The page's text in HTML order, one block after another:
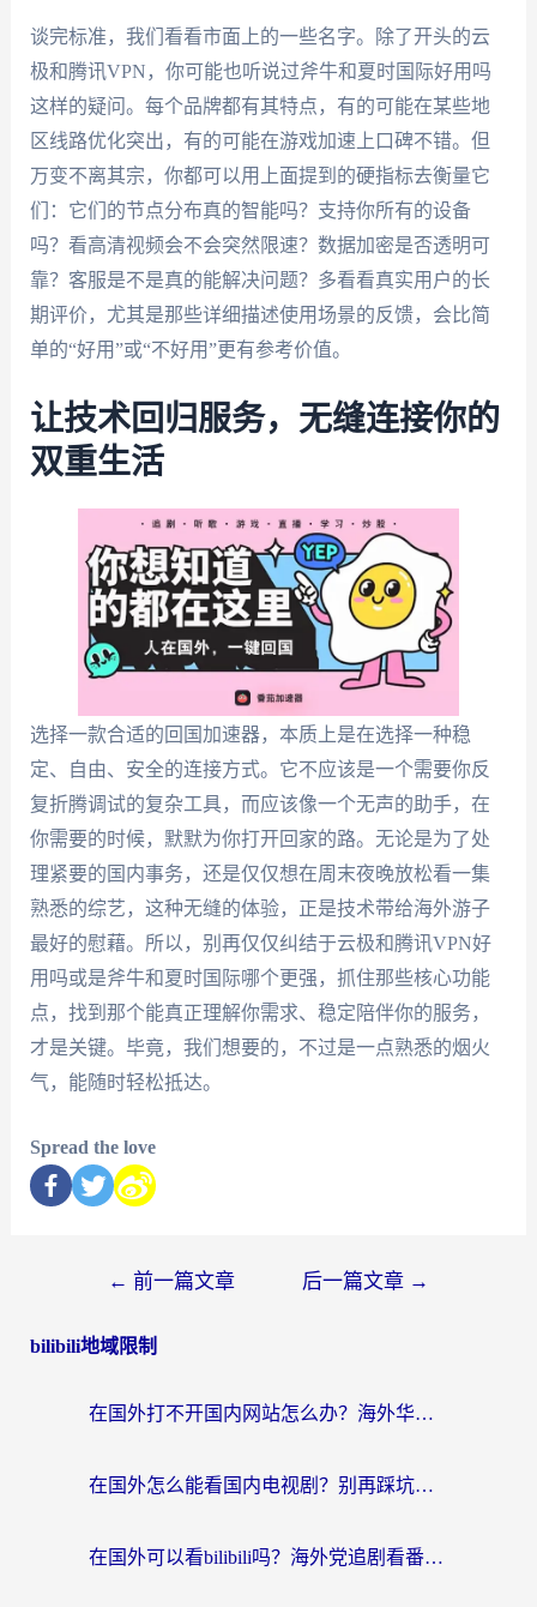
谈完标准，我们看看市面上的一些名字。除了开头的云
极和腾讯VPN，你可能也听说过斧牛和夏时国际好用吗
这样的疑问。每个品牌都有其特点，有的可能在某些地
区线路优化突出，有的可能在游戏加速上口碑不错。但
万变不离其宗，你都可以用上面提到的硬指标去衡量它
们：它们的节点分布真的智能吗？支持你所有的设备
吗？看高清视频会不会突然限速？数据加密是否透明可
靠？客服是不是真的能解决问题？多看看真实用户的长
期评价，尤其是那些详细描述使用场景的反馈，会比简
单的“好用”或“不好用”更有参考价值。
让技术回归服务，无缝连接你的
双重生活
选择一款合适的回国加速器，本质上是在选择一种稳
定、自由、安全的连接方式。它不应该是一个需要你反
复折腾调试的复杂工具，而应该像一个无声的助手，在
你需要的时候，默默为你打开回家的路。无论是为了处
理紧要的国内事务，还是仅仅想在周末夜晚放松看一集
熟悉的综艺，这种无缝的体验，正是技术带给海外游子
最好的慰藉。所以，别再仅仅纠结于云极和腾讯VPN好
用吗或是斧牛和夏时国际哪个更强，抓住那些核心功能
点，找到那个能真正理解你需求、稳定陪伴你的服务，
才是关键。毕竟，我们想要的，不过是一点熟悉的烟火
气，能随时轻松抵达。
Spread the love
← 前一篇文章 后一篇文章 →
bilibili地域限制
在国外打不开国内网站怎么办？海外华人亲测的回国加速器选择指南
在国外怎么能看国内电视剧？别再踩坑！这篇给你真实解决方案
在国外可以看bilibili吗？海外党追剧看番的终极解决方案来了